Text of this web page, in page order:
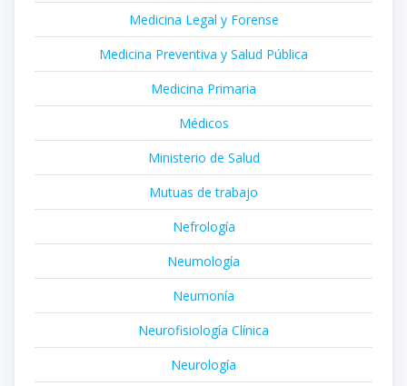
Medicina Legal y Forense
Medicina Preventiva y Salud Pública
Medicina Primaria
Médicos
Ministerio de Salud
Mutuas de trabajo
Nefrología
Neumología
Neumonía
Neurofisiología Clínica
Neurología